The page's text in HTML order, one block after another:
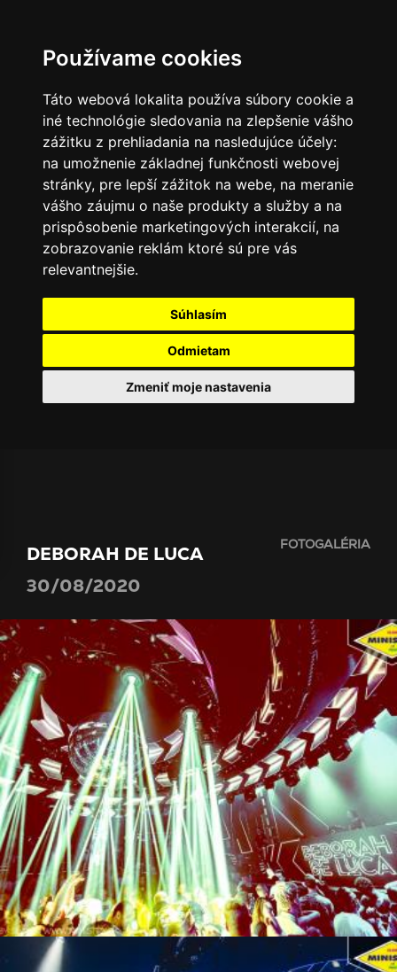
Používame cookies
Táto webová lokalita používa súbory cookie a
iné technológie sledovania na zlepšenie vášho
zážitku z prehliadania na nasledujúce účely:
na umožnenie základnej funkčnosti webovej
stránky, pre lepší zážitok na webe, na meranie
vášho záujmu o naše produkty a služby a na
prispôsobenie marketingových interakcií, na
zobrazovanie reklám ktoré sú pre vás
relevantnejšie.
Súhlasím
Odmietam
Zmeniť moje nastavenia
DEBORAH DE LUCA
30/08/2020
FOTOGALÉRIA